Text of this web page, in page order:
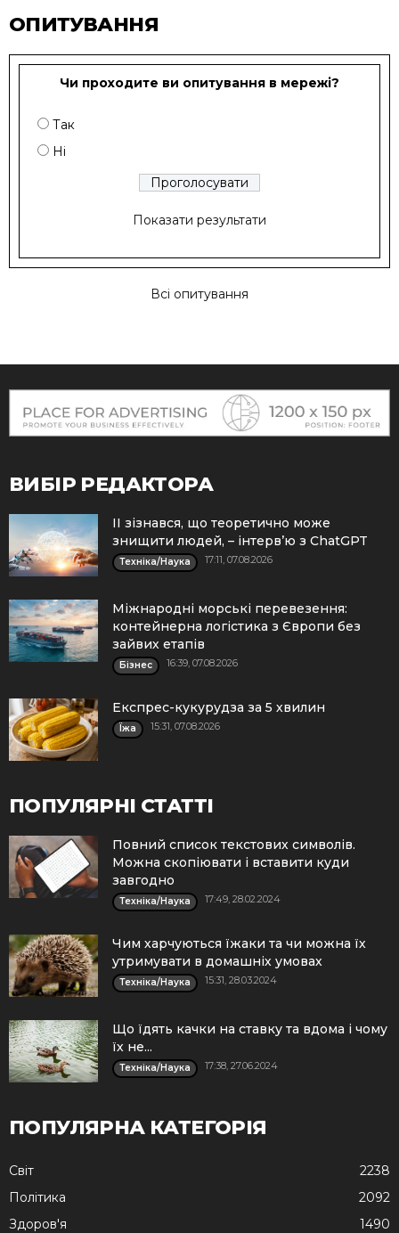
ОПИТУВАННЯ
Чи проходите ви опитування в мережі?
Так
Ні
Показати результати
Всі опитування
ВИБІР РЕДАКТОРА
ІІ зізнався, що теоретично може
знищити людей, – інтерв’ю з ChatGPT
Техніка/Наука 17:11, 07.08.2026
Міжнародні морські перевезення:
контейнерна логістика з Європи без
зайвих етапів
Бізнес 16:39, 07.08.2026
Експрес-кукурудза за 5 хвилин
Їжа 15:31, 07.08.2026
ПОПУЛЯРНІ СТАТТІ
Повний список текстових символів.
Можна скопіювати і вставити куди
завгодно
Техніка/Наука 17:49, 28.02.2024
Чим харчуються їжаки та чи можна їх
утримувати в домашніх умовах
Техніка/Наука 15:31, 28.03.2024
Що їдять качки на ставку та вдома і чому
їх не...
Техніка/Наука 17:38, 27.06.2024
ПОПУЛЯРНА КАТЕГОРІЯ
Cвіт
2238
Політика
2092
Здоров'я
1490